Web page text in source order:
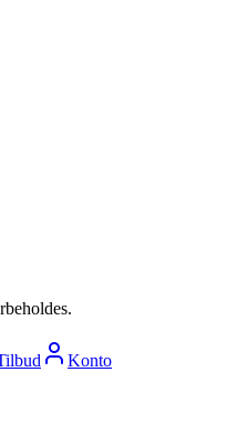
Konto